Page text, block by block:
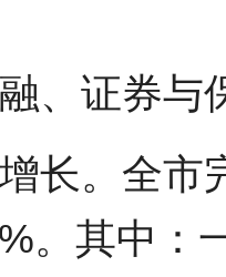
、证券与
长。全市
。其中：